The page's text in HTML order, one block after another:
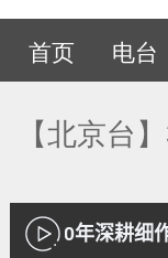
首页 电台
专题
【北京台
播
放
台】30年深耕细